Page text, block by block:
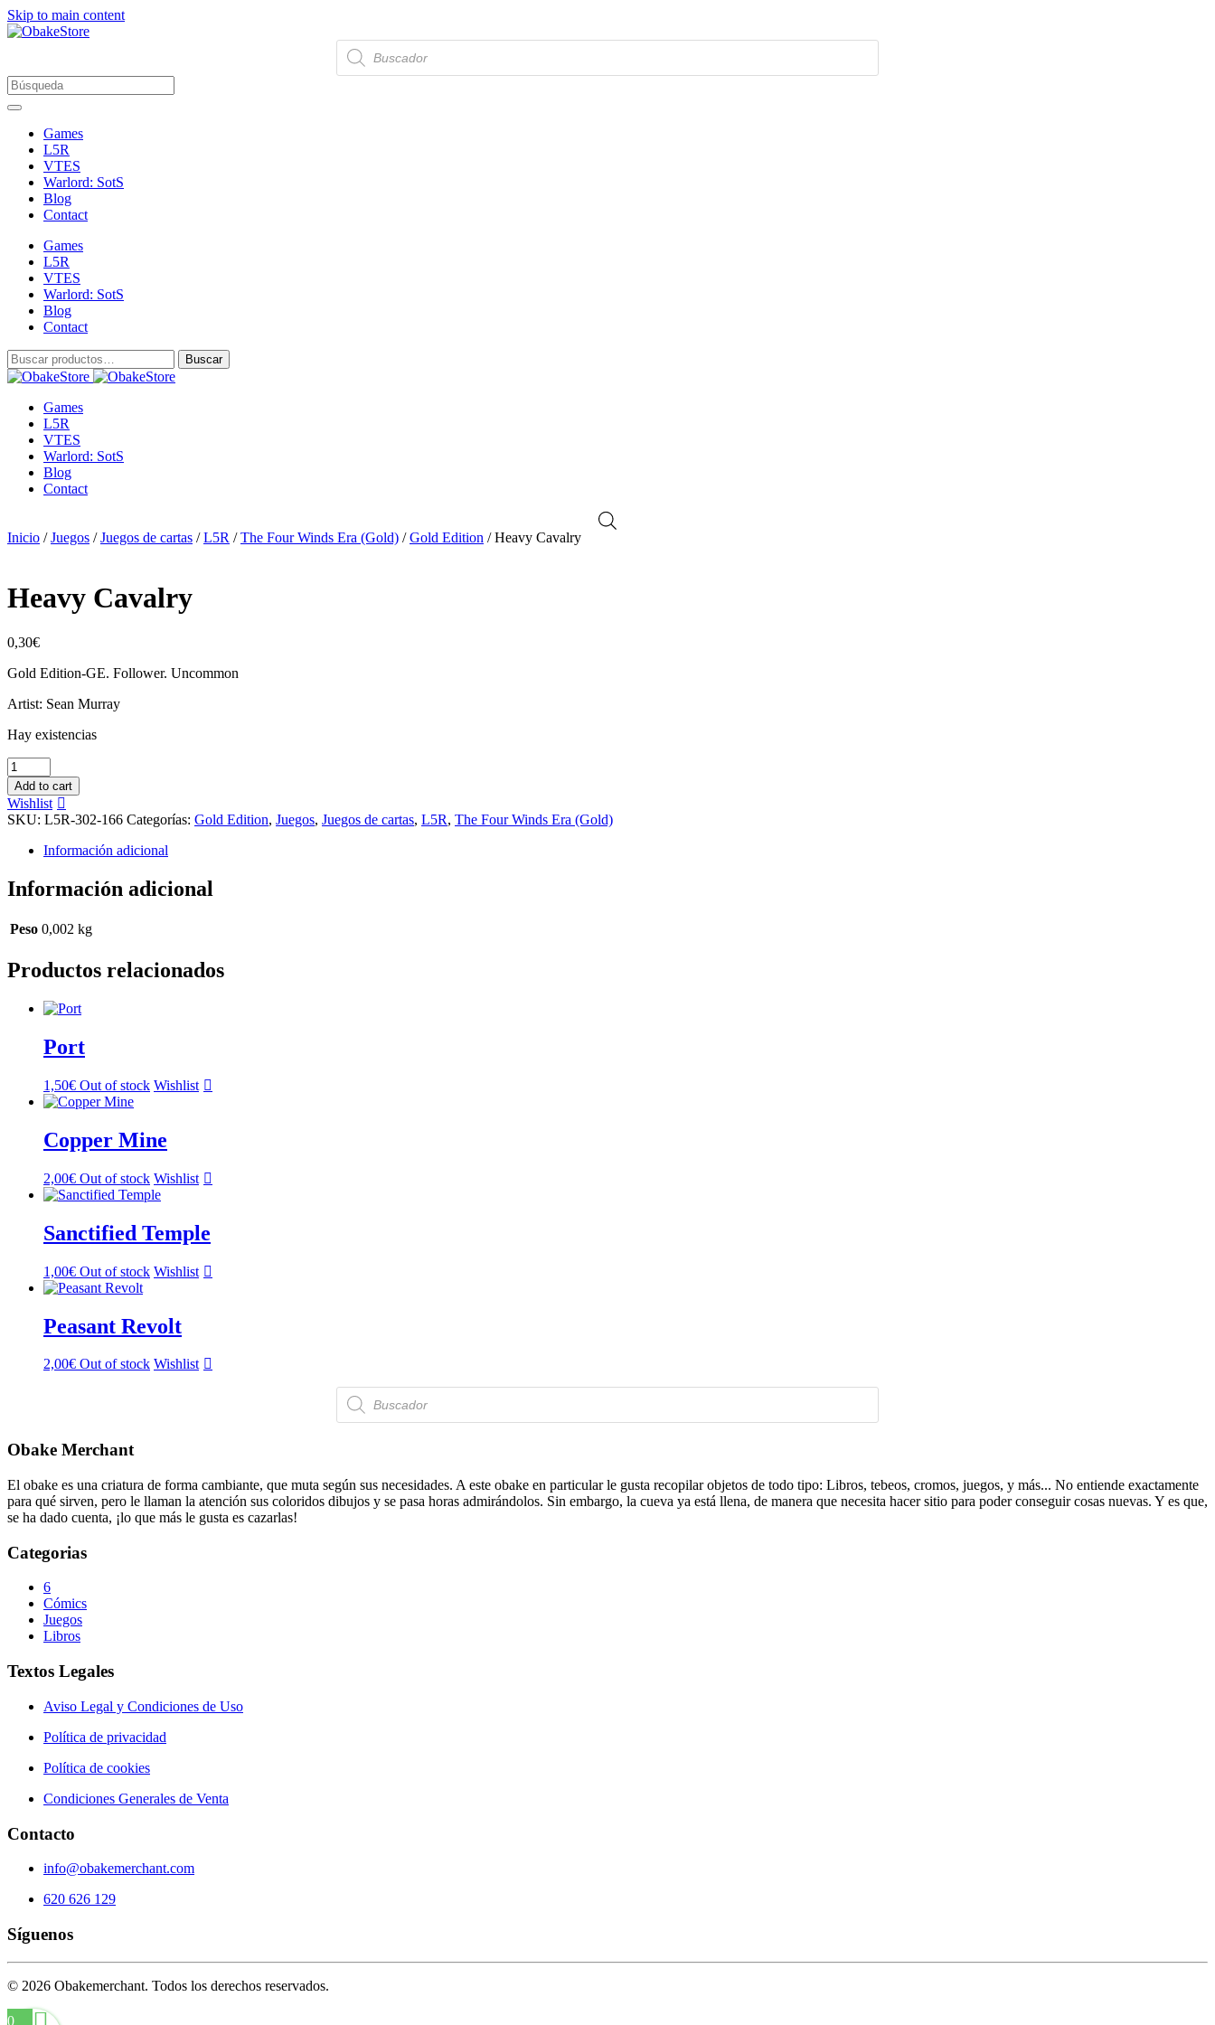
Skip to main content
Búsqueda
de
productos
Games
L5R
VTES
Warlord: SotS
Blog
Contact
Games
L5R
VTES
Warlord: SotS
Blog
Contact
Buscar
por:
Buscar
Games
L5R
VTES
Warlord: SotS
Blog
Contact
Inicio /Juegos /Juegos de cartas /L5R /The Four Winds Era (Gold) /Gold Edition / Heavy Cavalry
Heavy Cavalry
0,30€
Gold Edition-GE. Follower. Uncommon
Artist: Sean Murray
Hay existencias
Heavy
Cavalry
cantidad
Add to cart
Wishlist
SKU: L5R-302-166 Categorías: Gold Edition, Juegos, Juegos de cartas, L5R, The Four Winds Era (Gold)
Información adicional
Información adicional
Peso 0,002 kg
Productos relacionados
Port
1,50€ Out of stock Wishlist
Copper Mine
2,00€ Out of stock Wishlist
Sanctified Temple
1,00€ Out of stock Wishlist
Peasant Revolt
2,00€ Out of stock Wishlist
Búsqueda
de
productos
Obake Merchant
El obake es una criatura de forma cambiante, que muta según sus necesidades. A este obake en particular le gusta recopilar objetos de todo tipo: Libros, tebeos, cromos, juegos, y más... No entiende exactamente
para qué sirven, pero le llaman la atención sus coloridos dibujos y se pasa horas admirándolos. Sin embargo, la cueva ya está llena, de manera que necesita hacer sitio para poder conseguir cosas nuevas. Y es que,
se ha dado cuenta, ¡lo que más le gusta es cazarlas!
Categorias
6
Cómics
Juegos
Libros
Textos Legales
Aviso Legal y Condiciones de Uso
Política de privacidad
Política de cookies
Condiciones Generales de Venta
Contacto
info@obakemerchant.com
620 626 129
Síguenos
© 2026 Obakemerchant. Todos los derechos reservados.
0